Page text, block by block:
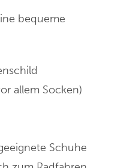
bequeme
allem Socken)
Schuhe